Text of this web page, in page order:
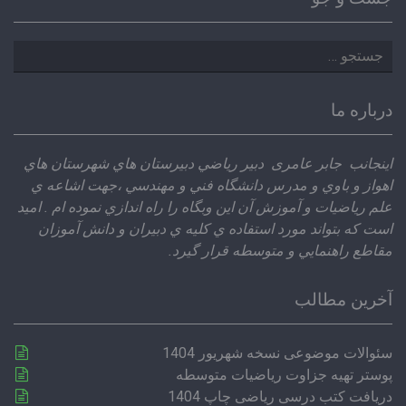
جستجو
برای:
درباره ما
اينجانب جابر عامری دبير رياضي دبيرستان هاي شهرستان هاي
اهواز و باوي و مدرس دانشگاه فني و مهندسي ،‌جهت اشاعه ي
علم رياضيات و آموزش آن اين وبگاه را راه اندازي نموده ام . اميد
است كه بتواند مورد استفاده ي كليه ي دبيران و دانش آموزان
مقاطع راهنمايي و متوسطه قرار گيرد.
آخرین مطالب
سئوالات موضوعی نسخه شهریور 1404
پوستر تهیه جزاوت ریاضیات متوسطه
دریافت کتب درسی ریاضی چاپ 1404